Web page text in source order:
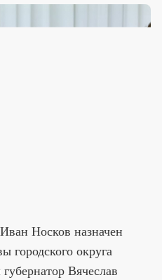
Носков назначен
городского округа
Вячеслав